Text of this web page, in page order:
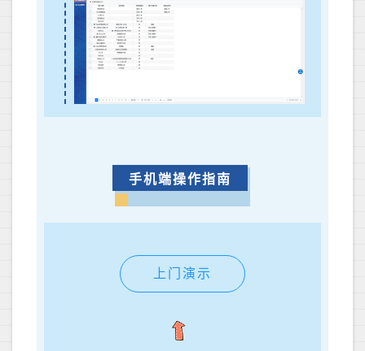
手机端操作指南
上门演示